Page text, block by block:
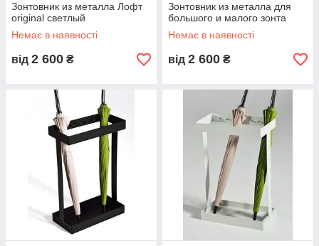
Зонтовник из металла Лофт
original светлый
Немає в наявності
від 2 600 ₴
Зонтовник из металла для
большого и малого зонта
Немає в наявності
від 2 600 ₴